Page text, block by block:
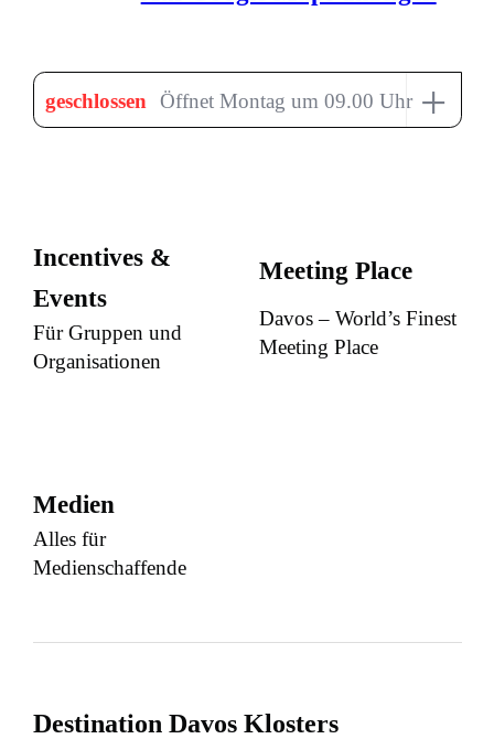
geschlossen Öffnet Montag um 09.00 Uhr +
Incentives &
Events
Für Gruppen und
Organisationen
Meeting Place
Davos – World’s Finest
Meeting Place
Medien
Alles für
Medienschaffende
Destination Davos Klosters